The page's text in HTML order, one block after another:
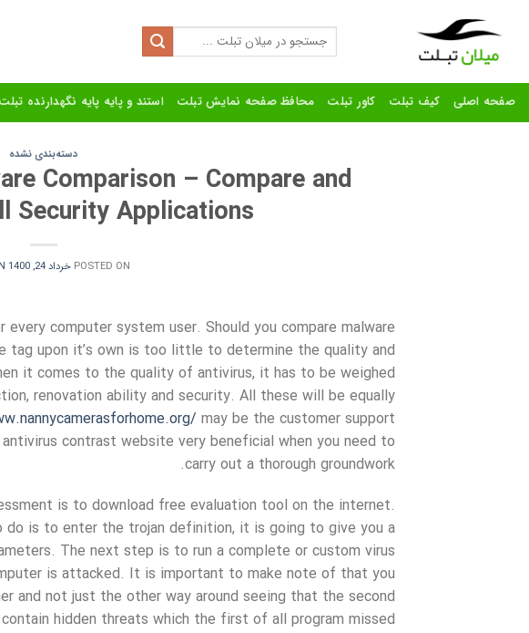
content
Search
for:
صفحه اصلی کیف تبلت کاور تبلت محافظ صفحه نمایش تبلت استند و پایه پایه نگهدارنده تبلت
دسته‌بندی نشده
Comparison – Compare and
Security Applications
POSTED ON خرداد 24, 1400
computer system user. Should you compare malware
upon it’s own is too little to determine the quality and
it comes to the quality of antivirus, it has to be weighed
renovation ability and security. All these will be equally
may be the customer support
contrast website very beneficial when you need to
carry out a thorough groundwork.
is to download free evaluation tool on the internet.
do is to enter the trojan definition, it is going to give you a
The next step is to run a complete or custom virus
is attacked. It is important to make note of that you
and not just the other way around seeing that the second
hidden threats which the first of all program missed.